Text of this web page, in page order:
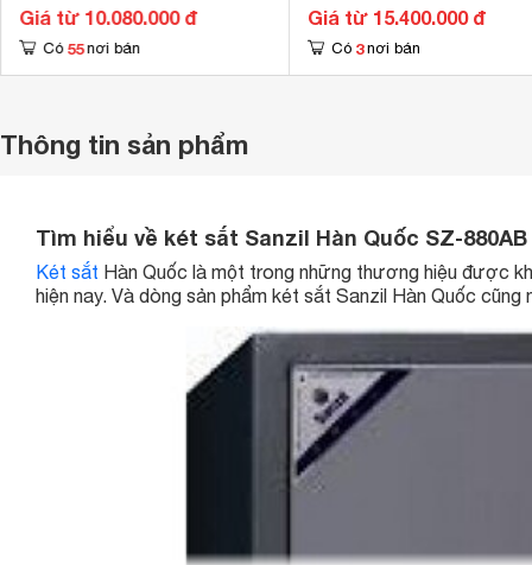
Giá từ 10.080.000 đ
Có 55 nơi bán
Giá từ 15.400.000 đ
Có 3 nơi bán
Thông tin sản phẩm
Tìm hiểu về két sắt Sanzil Hàn Quốc SZ-880AB
Két sắt Hàn Quốc là một trong những thương hiệu được
hiện nay. Và dòng sản phẩm két sắt Sanzil Hàn Quốc